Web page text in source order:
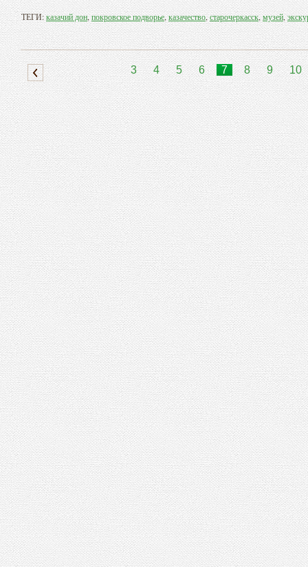
ТЕГИ:казачий дон,покровское подворье,казачество, старочеркасск, музей,
3 4 5 6 7 8 9 10